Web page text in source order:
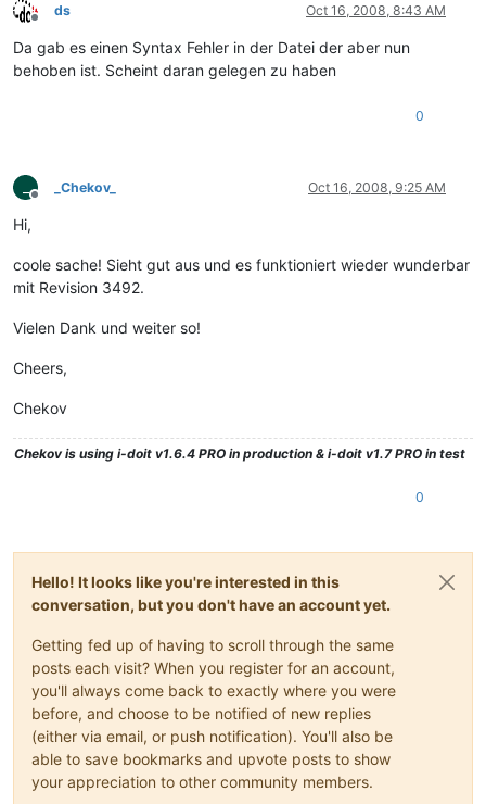
Offline
ds Oct 16, 2008, 8:43 AM
Da gab es einen Syntax Fehler in der Datei der aber nun
behoben ist. Scheint daran gelegen zu haben
0
Offline
_Chekov_ Oct 16, 2008, 9:25 AM
Hi,
coole sache! Sieht gut aus und es funktioniert wieder wunderbar
mit Revision 3492.
Vielen Dank und weiter so!
Cheers,
Chekov
Chekovis using i-doit v1.6.4 PRO in production & i-doit v1.7 PRO in test
0
Hello! It looks like you're interested in this
conversation, but you don't have an account yet.
Getting fed up of having to scroll through the same
posts each visit? When you register for an account,
you'll always come back to exactly where you were
before, and choose to be notified of new replies
(either via email, or push notification). You'll also be
able to save bookmarks and upvote posts to show
your appreciation to other community members.